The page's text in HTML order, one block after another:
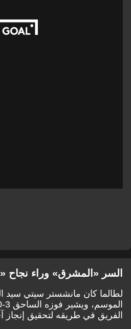
السر «المشرق» وراء نجاح
لطالما كان مانشستر سيتي سيد
الفريق في طريقه لتحقيق إنجاز